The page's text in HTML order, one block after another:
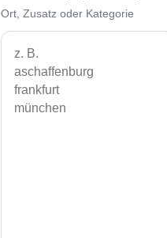
Ort, Zusatz oder Kategorie